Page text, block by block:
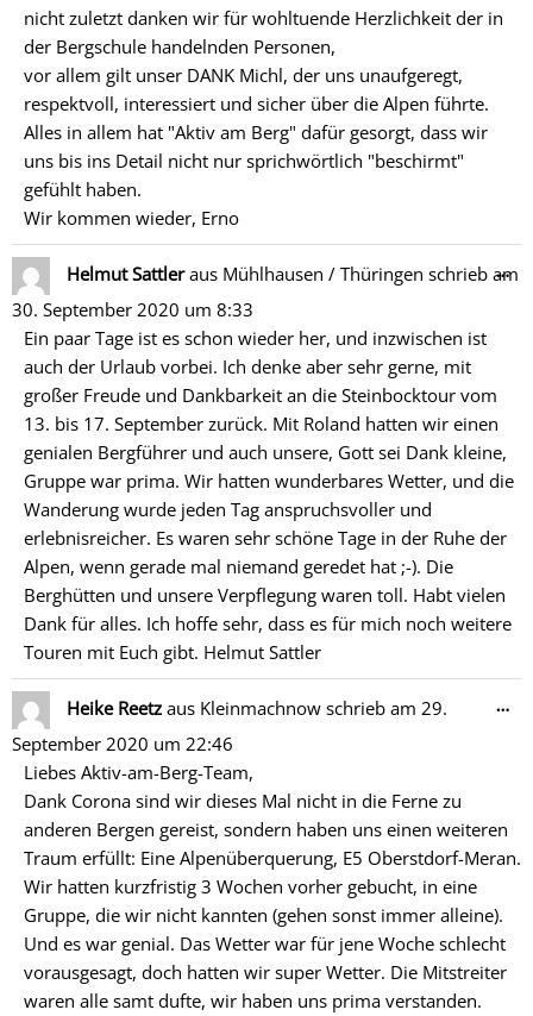
nicht zuletzt danken wir für wohltuende Herzlichkeit der in
der Bergschule handelnden Personen,
vor allem gilt unser DANK Michl, der uns unaufgeregt,
respektvoll, interessiert und sicher über die Alpen führte.
Alles in allem hat "Aktiv am Berg" dafür gesorgt, dass wir
uns bis ins Detail nicht nur sprichwörtlich "beschirmt"
gefühlt haben.
Wir kommen wieder, Erno
Helmut Sattleraus Mühlhausen / Thüringen schrieb am
30. September 2020 um 8:33
Ein paar Tage ist es schon wieder her, und inzwischen ist
auch der Urlaub vorbei. Ich denke aber sehr gerne, mit
großer Freude und Dankbarkeit an die Steinbocktour vom
13. bis 17. September zurück. Mit Roland hatten wir einen
genialen Bergführer und auch unsere, Gott sei Dank kleine,
Gruppe war prima. Wir hatten wunderbares Wetter, und die
Wanderung wurde jeden Tag anspruchsvoller und
erlebnisreicher. Es waren sehr schöne Tage in der Ruhe der
Alpen, wenn gerade mal niemand geredet hat ;-). Die
Berghütten und unsere Verpflegung waren toll. Habt vielen
Dank für alles. Ich hoffe sehr, dass es für mich noch weitere
Touren mit Euch gibt. Helmut Sattler
…
Heike Reetz aus Kleinmachnow schrieb am 29.
September 2020 um 22:46
Liebes Aktiv-am-Berg-Team,
Dank Corona sind wir dieses Mal nicht in die Ferne zu
anderen Bergen gereist, sondern haben uns einen weiteren
Traum erfüllt: Eine Alpenüberquerung, E5 Oberstdorf-Meran.
Wir hatten kurzfristig 3 Wochen vorher gebucht, in eine
Gruppe, die wir nicht kannten (gehen sonst immer alleine).
Und es war genial. Das Wetter war für jene Woche schlecht
vorausgesagt, doch hatten wir super Wetter. Die Mitstreiter
waren alle samt dufte, wir haben uns prima verstanden.
…